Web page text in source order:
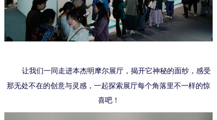
让我们一同走进本杰明摩尔展厅，揭开它神秘的面纱，感受
那无处不在的创意与灵感 ， 一起探索展厅每个角落里不一样的惊
喜吧！